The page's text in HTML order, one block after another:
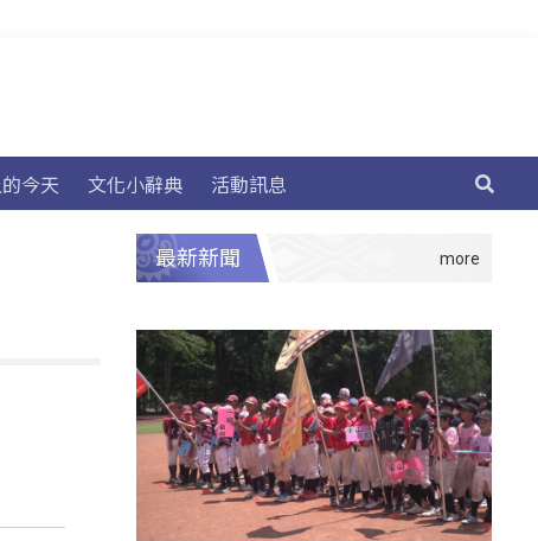
今天 文化小辭典 活動訊息
最新新聞